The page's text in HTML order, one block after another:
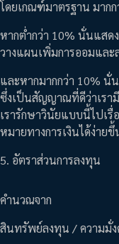
โดยเกณฑ์มาตรฐาน มากก
หากต่ำกว่า 10% นั่นแสด
วางแผนเพิ่มการออมแล
และหากมากกว่า 10% นั่
ซึ่งเป็นสัญญาณที่ดีว่าเรา
เรารักษาวินัยแบบนี้ไปเรื่
หมายทางการเงินได้ง่ายขึ้
5. อัตราส่วนการลงทุน
คำนวณจาก
สินทรัพย์ลงทุน / ความมั่ง